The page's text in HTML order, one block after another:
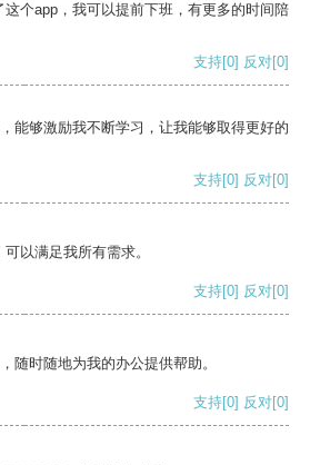
个app，我可以提前下班，有更多的时间陪
支持[0] 反对[0]
能够激励我不断学习，让我能够取得更好的
支持[0] 反对[0]
以满足我所有需求。
支持[0] 反对[0]
随时随地为我的办公提供帮助。
支持[0] 反对[0]